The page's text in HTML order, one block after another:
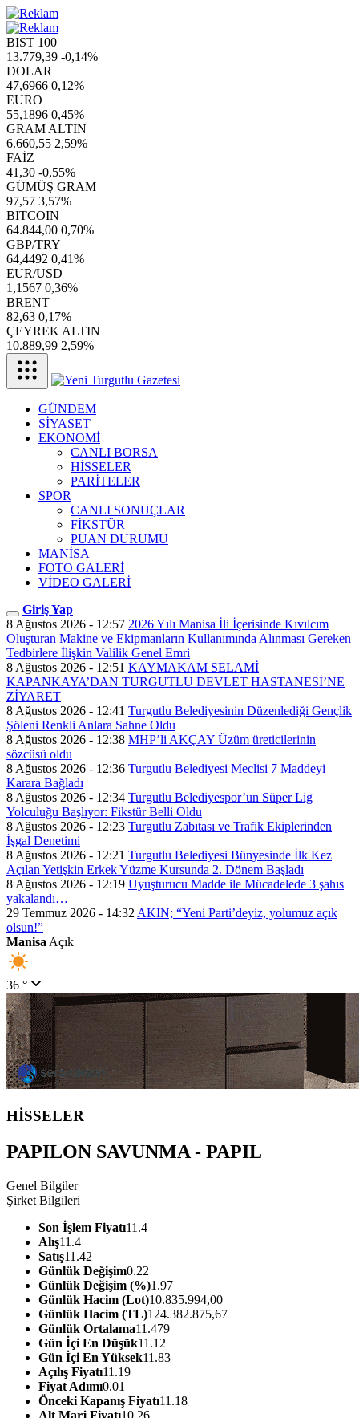
BIST 100
13.779,39 -0,14%
DOLAR
47,6966 0,12%
EURO
55,1896 0,45%
GRAM ALTIN
6.660,55 2,59%
FAİZ
41,30 -0,55%
GÜMÜŞ GRAM
97,57 3,57%
BITCOIN
64.844,00 0,70%
GBP/TRY
64,4492 0,41%
EUR/USD
1,1567 0,36%
BRENT
82,63 0,17%
ÇEYREK ALTIN
10.889,99 2,59%
GÜNDEM
SİYASET
EKONOMİ
CANLI BORSA
HİSSELER
PARİTELER
SPOR
CANLI SONUÇLAR
FİKSTÜR
PUAN DURUMU
MANİSA
FOTO GALERİ
VİDEO GALERİ
Giriş Yap
8 Ağustos 2026 - 12:57 2026 Yılı Manisa İli İçerisinde Kıvılcım
Oluşturan Makine ve Ekipmanların Kullanımında Alınması Gereken
Tedbirlere İlişkin Valilik Genel Emri
8 Ağustos 2026 - 12:51 KAYMAKAM SELAMİ
KAPANKAYA’DAN TURGUTLU DEVLET HASTANESİ’NE
ZİYARET
8 Ağustos 2026 - 12:41 Turgutlu Belediyesinin Düzenlediği Gençlik
Şöleni Renkli Anlara Sahne Oldu
8 Ağustos 2026 - 12:38 MHP’li AKÇAY Üzüm üreticilerinin
sözcüsü oldu
8 Ağustos 2026 - 12:36 Turgutlu Belediyesi Meclisi 7 Maddeyi
Karara Bağladı
8 Ağustos 2026 - 12:34 Turgutlu Belediyespor’un Süper Lig
Yolculuğu Başlıyor: Fikstür Belli Oldu
8 Ağustos 2026 - 12:23 Turgutlu Zabıtası ve Trafik Ekiplerinden
İşgal Denetimi
8 Ağustos 2026 - 12:21 Turgutlu Belediyesi Bünyesinde İlk Kez
Açılan Yetişkin Erkek Yüzme Kursunda 2. Dönem Başladı
8 Ağustos 2026 - 12:19 Uyuşturucu Madde ile Mücadelede 3 şahıs
yakalandı…
29 Temmuz 2026 - 14:32 AKIN; “Yeni Parti’deyiz, yolumuz açık
olsun!”
Manisa Açık
36 °
HİSSELER
PAPILON SAVUNMA - PAPIL
Genel Bilgiler
Şirket Bilgileri
Son İşlem Fiyatı11.4
Alış11.4
Satış11.42
Günlük Değişim0.22
Günlük Değişim (%)1.97
Günlük Hacim (Lot)10.835.994,00
Günlük Hacim (TL)124.382.875,67
Günlük Ortalama11.479
Gün İçi En Düşük11.12
Gün İçi En Yüksek11.83
Açılış Fiyatı11.19
Fiyat Adımı0.01
Önceki Kapanış Fiyatı11.18
Alt Marj Fiyatı10.26